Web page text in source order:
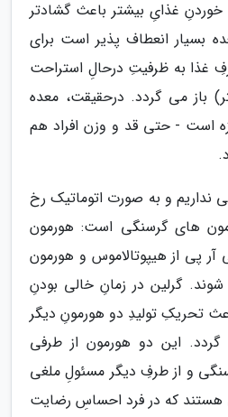
خوردنِ غذایِ بیشتر باعث گشادتر
بسیار انعطاف پذیر است برای
غذا به ظرفیتِ درحالِ استراحت
حدود 1 تا 2 لیتر) باز می گردد. درحقیقت، معده
است - حتی قد و وزن افراد هم
نداریم و به صورت اتوماتیک رخ
های گرسنگی است: هورمون
پی از هیپوتالاموس و هورمون
گرلین در زمانِ خالی بودنِ
تحریکِ تولیدِ دو هورمونِ دیگر
گردد. این دو هورمون از طرفی
و از طرفِ دیگر مسئولِ ملغی
هستند که در فرد احساسِ رضایت